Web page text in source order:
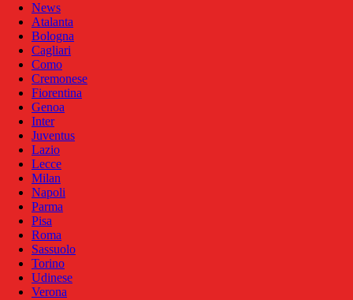
News
Atalanta
Bologna
Cagliari
Como
Cremonese
Fiorentina
Genoa
Inter
Juventus
Lazio
Lecce
Milan
Napoli
Parma
Pisa
Roma
Sassuolo
Torino
Udinese
Verona